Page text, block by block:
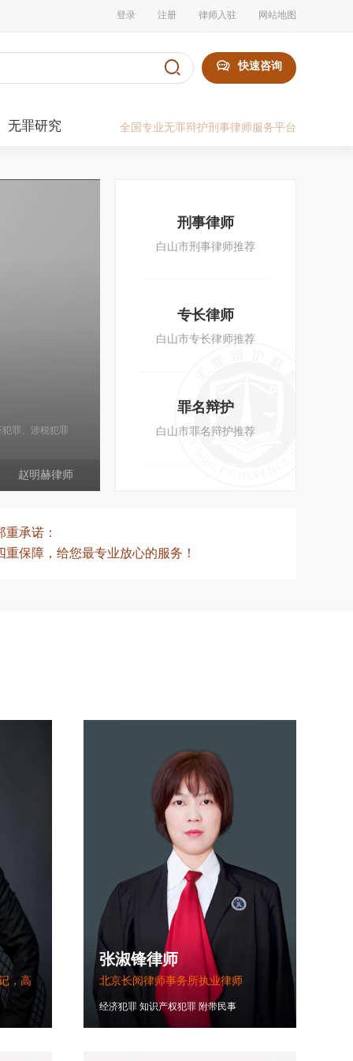
登录 注册 律师入驻 网站地图
 快速咨询

无罪研究 全国专业无罪辩护刑事律师服务平台
罪、涉税犯罪
赵明赫律师
18611909496
赵明赫律师
刑事律师
白山市刑事律师推荐
专长律师
白山市专长律师推荐
罪名辩护
白山市罪名辩护推荐
重承诺：
重保障，给您最专业放心的服务！
，高
张淑锋律师
北京长阅律师事务所执业律师
经济犯罪 知识产权犯罪 附带民事